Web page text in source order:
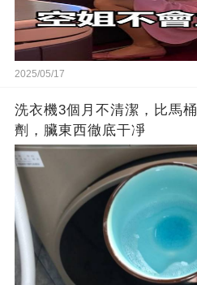
2025/05/17
洗衣機3個月不清潔，比馬
劑，臟東西徹底干凈